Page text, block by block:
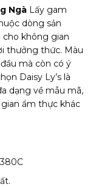
Ngà Lấy gam
dòng sản
cho không gian
thưởng thức. Màu
mà còn có ý
Daisy Ly’s là
dạng về mẫu mã,
ẩm thực khác